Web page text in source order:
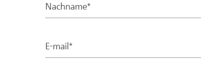
Nachname*
E-mail*